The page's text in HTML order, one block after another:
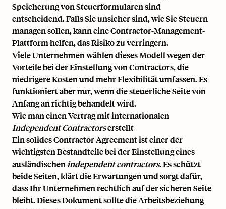
Speicherung von Steuerformularen sind
entscheidend. Falls Sie unsicher sind, wie Sie Steuern
managen sollen, kann eine Contractor-Management-
Plattform helfen, das Risiko zu verringern.
Viele Unternehmen wählen dieses Modell wegen der
Vorteile bei der Einstellung von Contractors, die
niedrigere Kosten und mehr Flexibilität umfassen. Es
funktioniert aber nur, wenn die steuerliche Seite von
Anfang an richtig behandelt wird.
Wie man einen Vertrag mit internationalen
Independent Contractorserstellt
Ein solides Contractor Agreement ist einer der
wichtigsten Bestandteile bei der Einstellung eines
ausländischen independent contractors. Es schützt
beide Seiten, klärt die Erwartungen und sorgt dafür,
dass Ihr Unternehmen rechtlich auf der sicheren Seite
bleibt. Dieses Dokument sollte die Arbeitsbeziehung